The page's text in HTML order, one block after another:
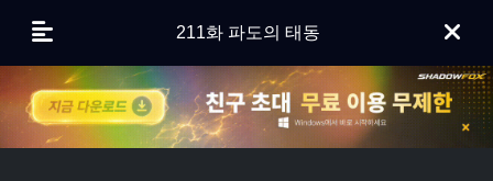
211화 파도의 태동